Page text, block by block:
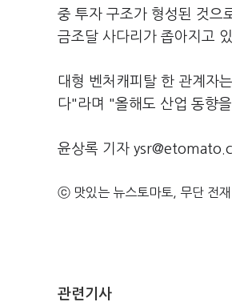
중 투자 구조가 형성된 것으
금조달 사다리가 좁아지고
대형 벤처캐피탈 한 관계자
다"라며 "올해도 산업 동향
윤상록 기자
ⓒ 맛있는 뉴스토마토, 무단 전재
관련기사